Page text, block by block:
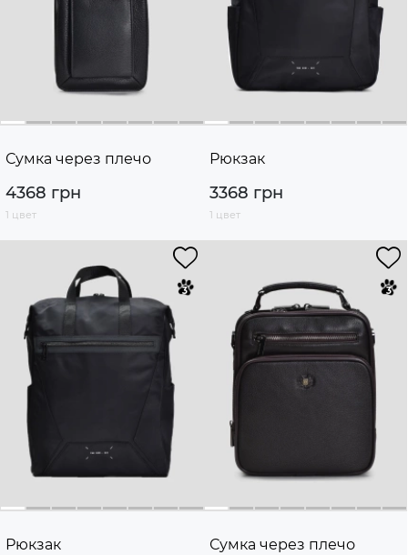
Сумка через плечо
4368 грн
1 цвет
Рюкзак
3368 грн
1 цвет
Рюкзак Сумка через плечо